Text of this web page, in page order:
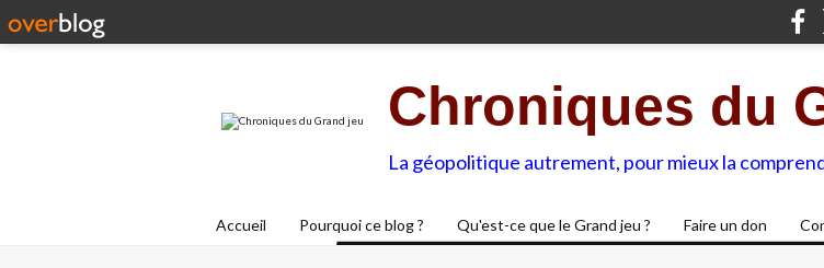
Chroniques du
La géopolitique autrement, pour mieux la
Accueil Pourquoi ce blog ? Qu'est-ce que le Grand jeu ? Faire un don